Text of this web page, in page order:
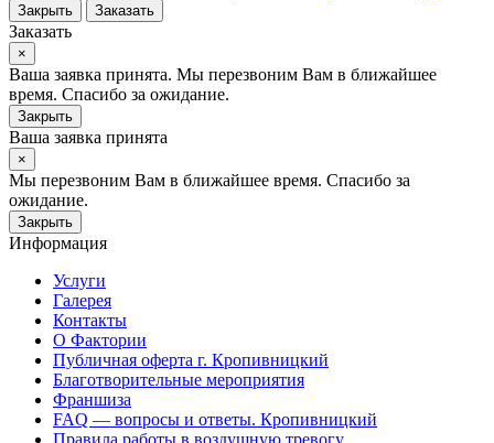
Закрыть Заказать
Заказать
×
Ваша заявка принята. Мы перезвоним Вам в ближайшее
время. Спасибо за ожидание.
Закрыть
Ваша заявка принята
×
Мы перезвоним Вам в ближайшее время. Спасибо за
ожидание.
Закрыть
Информация
Услуги
Галерея
Контакты
О Фактории
Публичная оферта г. Кропивницкий
Благотворительные мероприятия
Франшиза
FAQ — вопросы и ответы. Кропивницкий